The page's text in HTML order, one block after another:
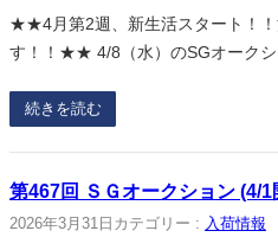
★★4月第2週、新生活スタート！！
す！！★★ 4/8（水）のSGオークシ
続きを読む
第467回 ＳＧオークション (4/1
2026年3月31日 カテゴリー : 入荷情報